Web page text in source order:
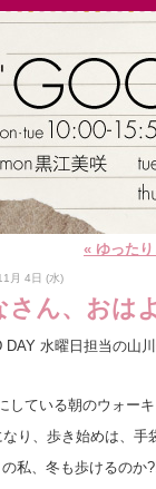
« ゆったり
月 4日 (水)
さん、おは
DAY 水曜日担当の山川
している朝のウォーキ
なり、歩き始めは、手
私、冬も歩けるのか